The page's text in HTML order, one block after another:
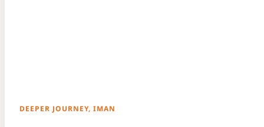
DEEPER JOURNEY, IMAN